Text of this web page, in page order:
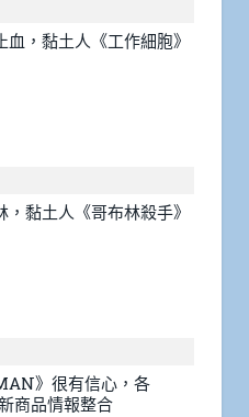
，黏土人《工作細胞》
黏土人《哥布林殺手》
》很有信心，各
商品情報整合